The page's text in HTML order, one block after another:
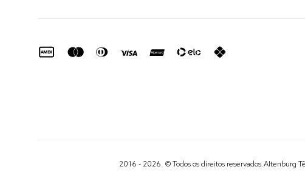
2016 - 2026. © Todos os direitos reservados.Altenburg